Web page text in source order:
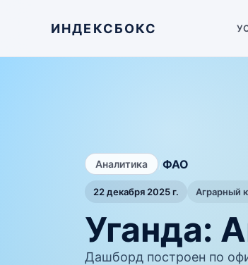
ИНДЕКСБОКС
Аналитика /ФАО
22 декабря 2025 г. Аграрный
Уганда:
Дашборд построен по